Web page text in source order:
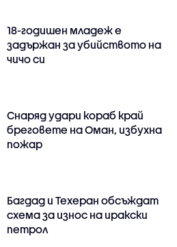
18-годишен младеж е
задържан за убийството на
чичо си
Снаряд удари кораб край
бреговете на Оман, избухна
пожар
Багдад и Техеран обсъждат
схема за износ на иракски
петрол